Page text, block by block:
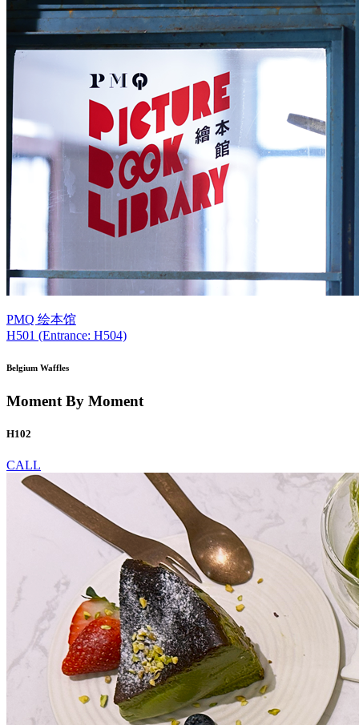
PMQ 绘本馆
H501 (Entrance: H504)
Belgium Waffles
Moment By Moment
H102
CALL